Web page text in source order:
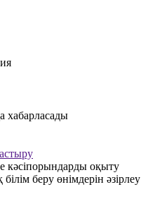
хабарласады
кәсіпорындарды оқыту
беру өнімдерін әзірлеу